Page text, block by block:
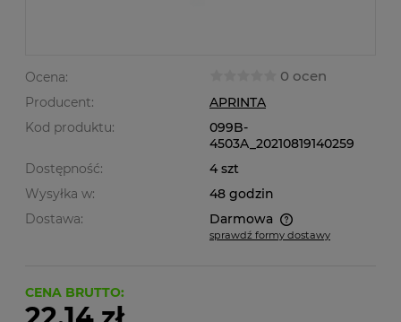
Ocena: 0 ocen
Producent:
APRINTA
Kod produktu:
099B-
4503A_20210819140259
Dostępność:
4 szt
Wysyłka w:
48 godzin
Dostawa:
Darmowa
Cena nie zawiera ewentualnych kosztów płatności
sprawdź formy dostawy
CENA BRUTTO: